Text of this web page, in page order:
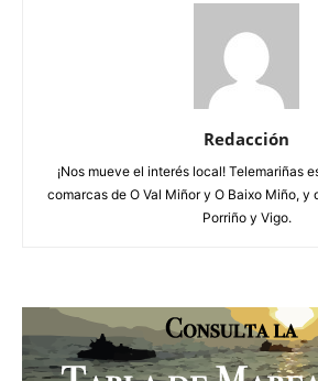
Redacción
¡Nos mueve el interés local! Telemariñas
comarcas de O Val Miñor y O Baixo Miño, y
Porriño y Vigo.